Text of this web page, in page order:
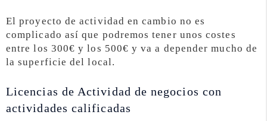
El proyecto de actividad en cambio no es
complicado así que podremos tener unos costes
entre los 300€ y los 500€ y va a depender mucho de
la superficie del local.
Licencias de Actividad de negocios con
actividades calificadas